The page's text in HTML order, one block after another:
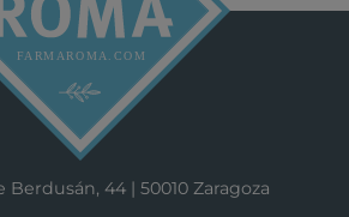
Berdusán, 44 | 50010 Zaragoza